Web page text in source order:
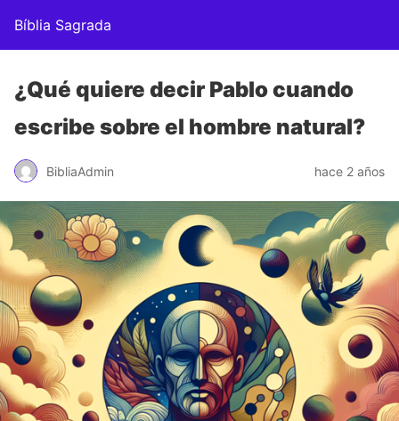
Bíblia Sagrada
¿Qué quiere decir Pablo cuando
escribe sobre el hombre natural?
BibliaAdmin hace 2 años